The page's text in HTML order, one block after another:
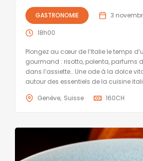
GASTRONOMIE 3
18h00
Plongez au cœur de l’Italie le temps
gourmand : risotto, polenta, parfums
dans l’assiette… Une ode à la dolce
autour des essentiels de la cuisine
Genève Suisse 160CH